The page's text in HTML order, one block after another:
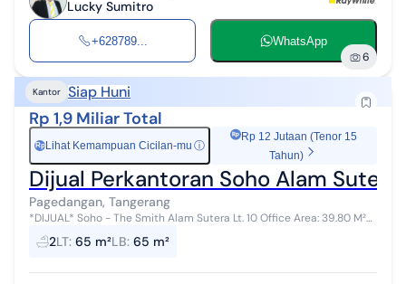
Lucky Sumitro
+628789... WhatsApp
6
Kantor Siap Huni
Rp 1,9 Miliar Total
Rp Lihat Kemampuan Cicilan-mu ⓘ
Rp 12 Jutaan (Tenor 15
Tahun)
Dijual Perkantoran Soho Alam Sutera
Pagedangan, Tangerang
*DIJUAL* Soho - The Smith Alam Sutera Lt. 10 Office Area: 39.80 M²
Mezzanine: 26.91 M² Semi-Gross View: City Semi Furnished: -
Kitchen Set -...
2LT: 65 m²LB: 65 m²